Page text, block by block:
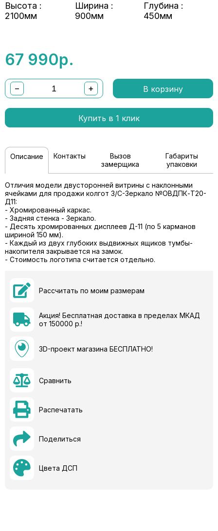
Высота :
2100мм
Ширина :
900мм
Глубина :
450мм
67 990р.
− + В корзину
Купить в 1 клик
Описание Контакты
Вызов
замерщика
Габариты
упаковки
Отличия модели двусторонней витрины с наклонными
ячейками для продажи колгот З/C-Зеркало №ОВДПК-Т20-
Д11:
- Хромированный каркас.
- Задняя стенка - Зеркало.
- Десять хромированных дисплеев Д-11 (по 5 карманов
шириной 150 мм).
- Каждый из двух глубоких выдвижных ящиков тумбы-
накопителя закрывается на замок.
- Стоимость логотипа считается отдельно.
Рассчитать по моим размерам
Акция! Бесплатная доставка в пределах МКАД
от 150000 р.!
3D-проект магазина БЕСПЛАТНО!
Сравнить
Распечатать
Поделиться
Цвета ДСП